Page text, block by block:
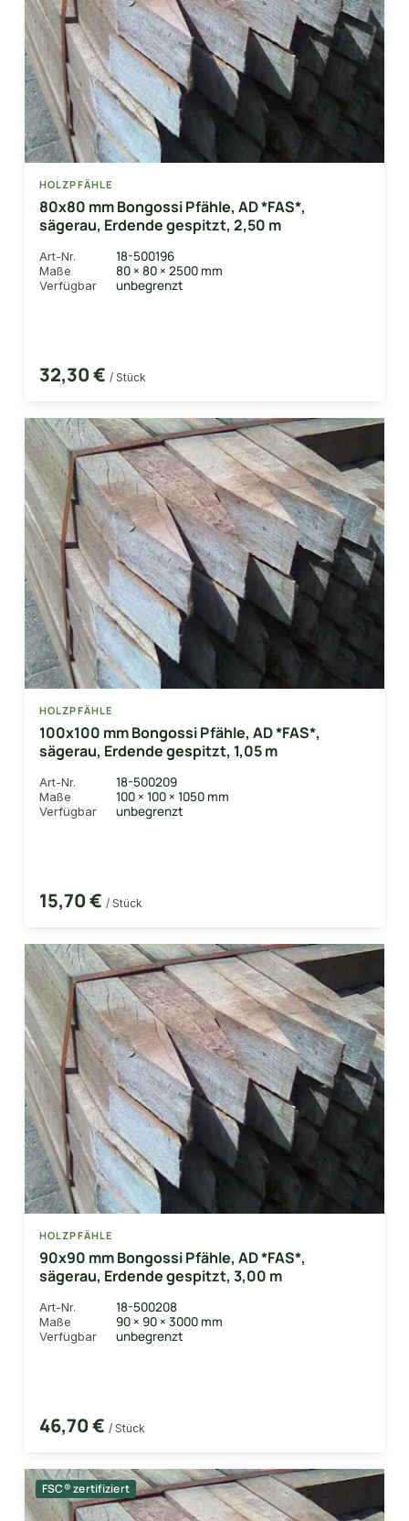
HOLZPFÄHLE
80x80 mm Bongossi Pfähle, AD *FAS*,
sägerau, Erdende gespitzt, 2,50 m
Art-Nr. 18-500196
Maße 80 × 80 × 2500 mm
Verfügbar unbegrenzt
32,30 € / Stück
HOLZPFÄHLE
100x100 mm Bongossi Pfähle, AD *FAS*,
sägerau, Erdende gespitzt, 1,05 m
Art-Nr. 18-500209
Maße 100 × 100 × 1050 mm
Verfügbar unbegrenzt
15,70 € / Stück
HOLZPFÄHLE
90x90 mm Bongossi Pfähle, AD *FAS*,
sägerau, Erdende gespitzt, 3,00 m
Art-Nr. 18-500208
Maße 90 × 90 × 3000 mm
Verfügbar unbegrenzt
46,70 € / Stück
FSC® zertifiziert